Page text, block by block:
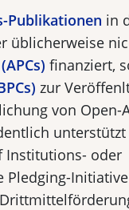
Publikationen in
üblicherweise
finanziert,
zur
von Open-
unterstützt
Institutions- oder
Pledging-